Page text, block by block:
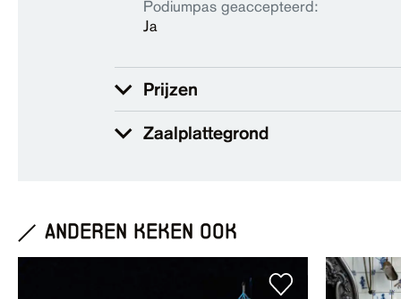
Podiumpas geaccepteerd:
Ja
Prijzen
Zaalplattegrond
anderen keken ook